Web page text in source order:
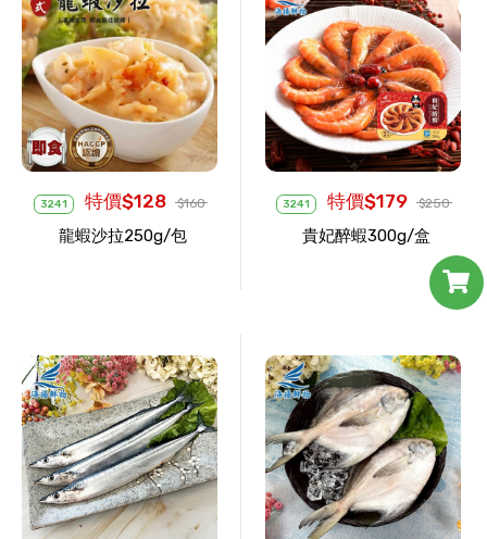
3241 特價$128 $160
龍蝦沙拉250g/包
3241 特價$179 $250
貴妃醉蝦300g/盒